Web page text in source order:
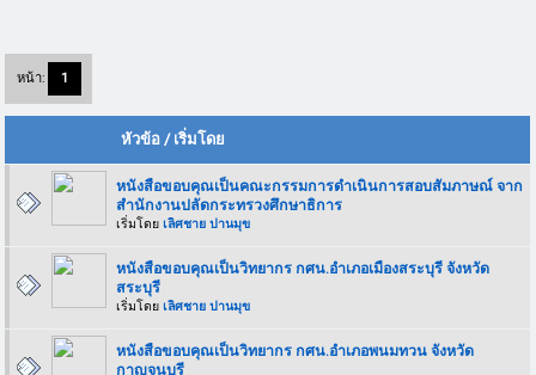
หน้า: 1
หัวข้อ/ เริ่มโดย
หนังสือขอบคุณเป็นคณะกรรมการดำเนินการสอบสัมภาษณ์ จาก
สำนักงานปลัดกระทรวงศึกษาธิการ
เริ่มโดยเลิศชาย ปานมุข
หนังสือขอบคุณเป็นวิทยากร กศน.อำเภอเมืองสระบุรี จังหวัด
สระบุรี
เริ่มโดยเลิศชาย ปานมุข
หนังสือขอบคุณเป็นวิทยากร กศน.อำเภอพนมทวน จังหวัด
กาญจนบุรี